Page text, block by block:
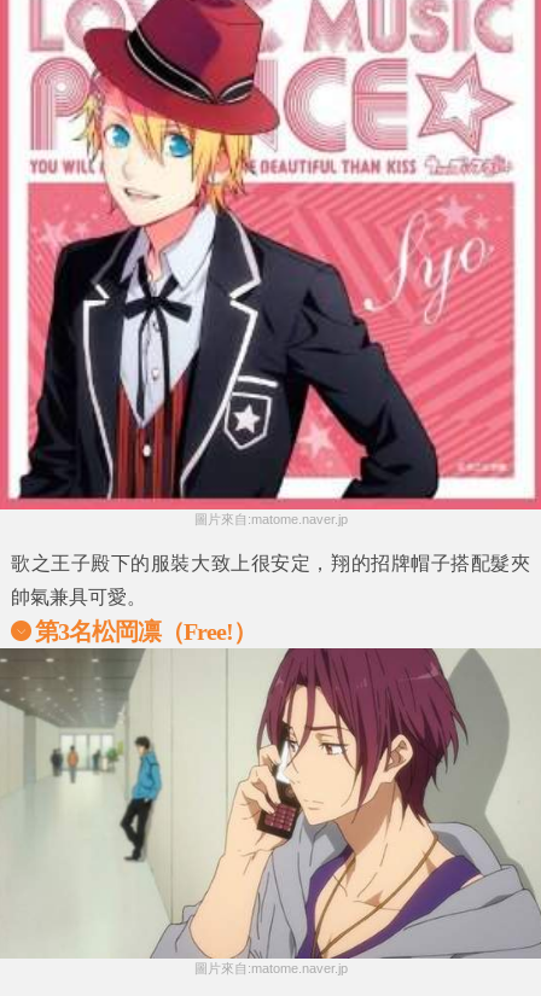
圖片來自:matome.naver.jp
歌之王子殿下的服裝大致上很安定，翔的招牌帽子搭配髮夾
帥氣兼具可愛。
第3名松岡凛（Free!）
圖片來自:matome.naver.jp